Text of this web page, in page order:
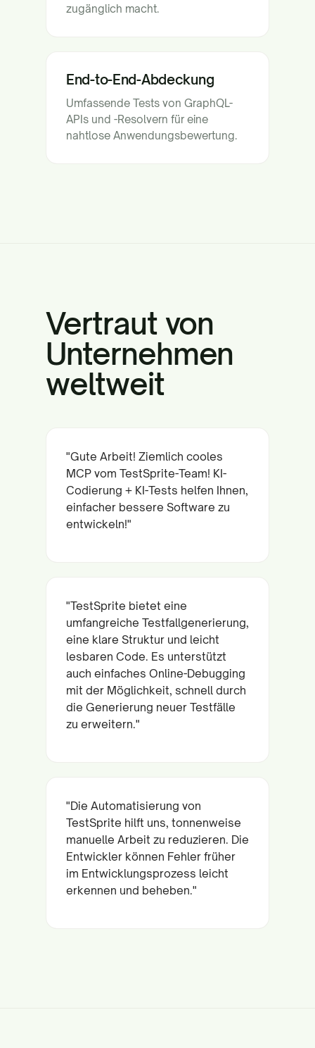
zugänglich macht.
End-to-End-Abdeckung
Umfassende Tests von GraphQL-
APIs und -Resolvern für eine
nahtlose Anwendungsbewertung.
Vertraut von
Unternehmen
weltweit
"Gute Arbeit! Ziemlich cooles
MCP vom TestSprite-Team! KI-
Codierung + KI-Tests helfen Ihnen,
einfacher bessere Software zu
entwickeln!"
"TestSprite bietet eine
umfangreiche Testfallgenerierung,
eine klare Struktur und leicht
lesbaren Code. Es unterstützt
auch einfaches Online-Debugging
mit der Möglichkeit, schnell durch
die Generierung neuer Testfälle
zu erweitern."
"Die Automatisierung von
TestSprite hilft uns, tonnenweise
manuelle Arbeit zu reduzieren. Die
Entwickler können Fehler früher
im Entwicklungsprozess leicht
erkennen und beheben."